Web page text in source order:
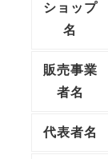
ショップ
名
販売事業
者名
代表者名